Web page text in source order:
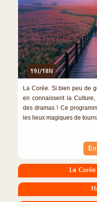
19J/18N
La Corée. Si bien peu de
en connaissent la
des dramas ! Ce
les lieux magiques de
La